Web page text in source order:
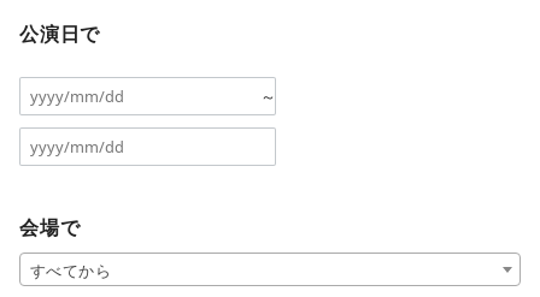
公演日で
～
会場で
すべてから